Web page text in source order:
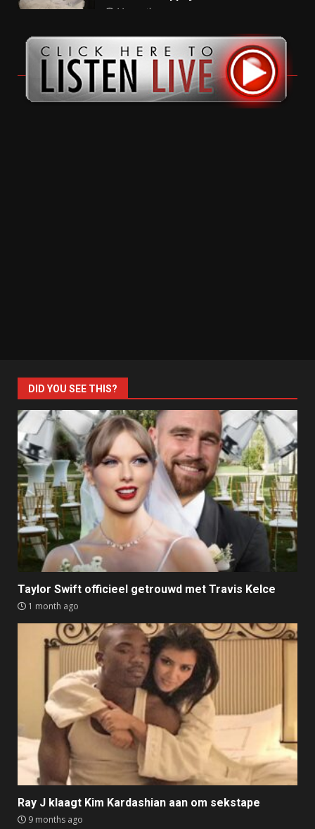
11 months ago
DID YOU SEE THIS?
Taylor Swift officieel getrouwd met Travis Kelce
1 month ago
Ray J klaagt Kim Kardashian aan om sekstape
9 months ago